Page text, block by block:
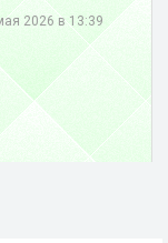
2026 в 13:39